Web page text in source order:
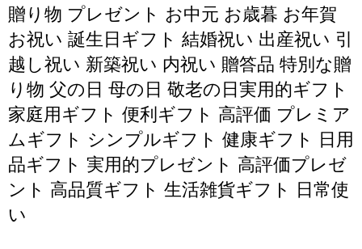
贈り物 プレゼント お中元 お歳暮 お年賀
お祝い 誕生日ギフト 結婚祝い 出産祝い 引
越し祝い 新築祝い 内祝い 贈答品 特別な贈
り物 父の日 母の日 敬老の日実用的ギフト
家庭用ギフト 便利ギフト 高評価 プレミア
ムギフト シンプルギフト 健康ギフト 日用
品ギフト 実用的プレゼント 高評価プレゼ
ント 高品質ギフト 生活雑貨ギフト 日常使
い